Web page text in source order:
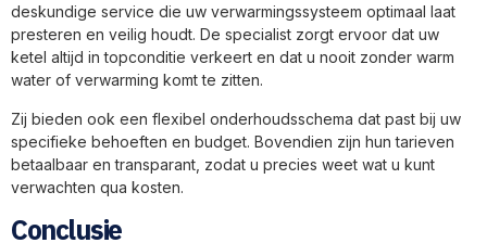
deskundige service die uw verwarmingssysteem optimaal laat
presteren en veilig houdt. De specialist zorgt ervoor dat uw
ketel altijd in topconditie verkeert en dat u nooit zonder warm
water of verwarming komt te zitten.
Zij bieden ook een flexibel onderhoudsschema dat past bij uw
specifieke behoeften en budget. Bovendien zijn hun tarieven
betaalbaar en transparant, zodat u precies weet wat u kunt
verwachten qua kosten.
Conclusie